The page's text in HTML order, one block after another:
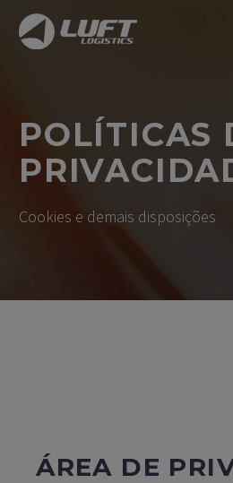
POLÍTICAS
Cookies e demais disposições
ÁREA DE